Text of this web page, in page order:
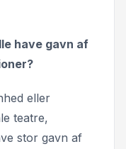
have gavn af
eller
teatre,
stor gavn af